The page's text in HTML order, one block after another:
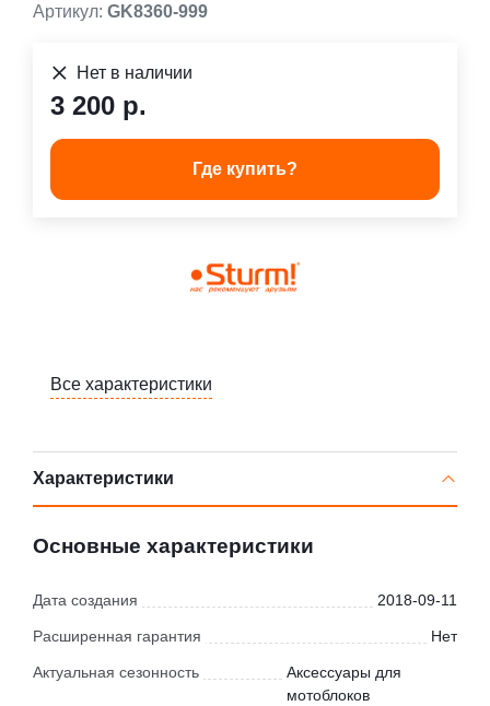
Артикул: GK8360-999
Нет в наличии
3 200 р.
Где купить?
Все характеристики
Характеристики
Основные характеристики
Дата создания 2018-09-11
Расширенная гарантия Нет
Актуальная сезонность
Аксессуары для
мотоблоков